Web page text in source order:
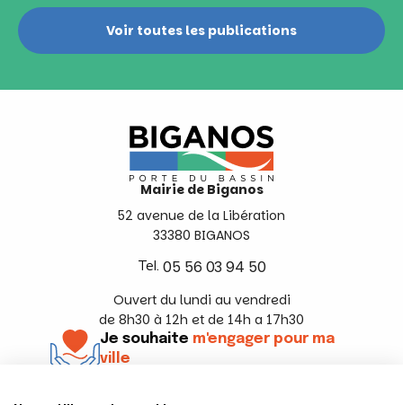
Voir toutes les publications
Mairie de Biganos
52 avenue de la Libération
33380 BIGANOS
Tel. 05 56 03 94 50
Ouvert du lundi au vendredi
de 8h30 à 12h et de 14h a 17h30
Je souhaite m'engager pour ma
ville